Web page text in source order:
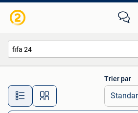
Toutes les
Trier par